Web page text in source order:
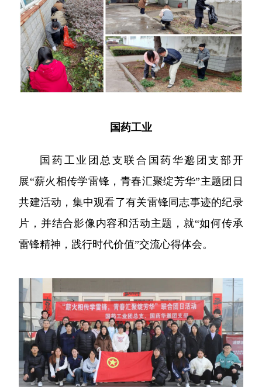
国药工业
国药工业团总支联合国药华邈团支部开
展“薪火相传学雷锋，青春汇聚绽芳华”主题团日
共建活动，集中观看了有关雷锋同志事迹的纪录
片，并结合影像内容和活动主题，就“如何传承
雷锋精神，践行时代价值”交流心得体会。